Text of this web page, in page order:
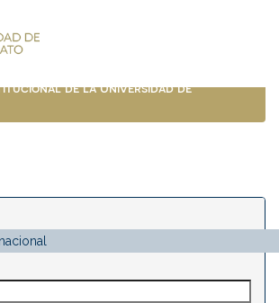
de la Universidad de